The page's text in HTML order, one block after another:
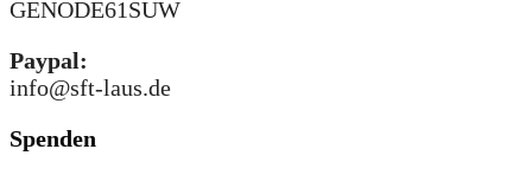
GENODE61SUW
Paypal:
info@sft-laus.de
Spenden